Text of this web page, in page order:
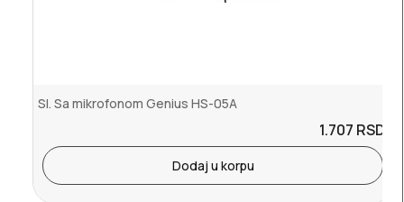
Sl. Sa mikrofonom Genius HS-05A
1.707 RSD.
Dodaj u korpu